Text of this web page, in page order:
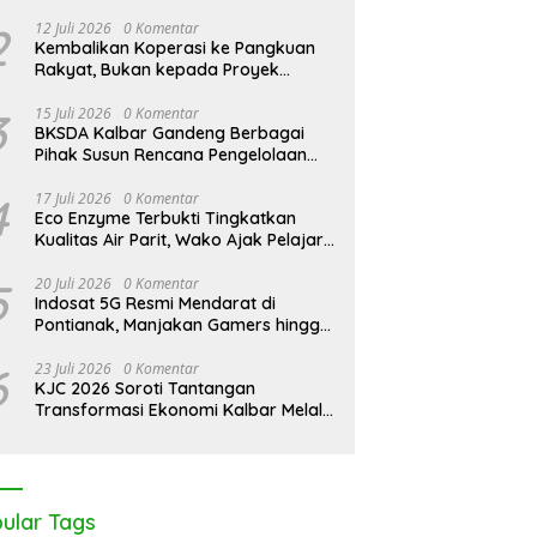
Sisik Haram
12 Juli 2026 0 Komentar
Kembalikan Koperasi ke Pangkuan
Rakyat, Bukan kepada Proyek
15 Juli 2026 0 Komentar
BKSDA Kalbar Gandeng Berbagai
Pihak Susun Rencana Pengelolaan
Karimata 2027-2036
17 Juli 2026 0 Komentar
Eco Enzyme Terbukti Tingkatkan
Kualitas Air Parit, Wako Ajak Pelajar
20 Juli 2026 0 Komentar
Indosat 5G Resmi Mendarat di
Pontianak, Manjakan Gamers hingga
23 Juli 2026 0 Komentar
KJC 2026 Soroti Tantangan
Transformasi Ekonomi Kalbar Melalui
Tags